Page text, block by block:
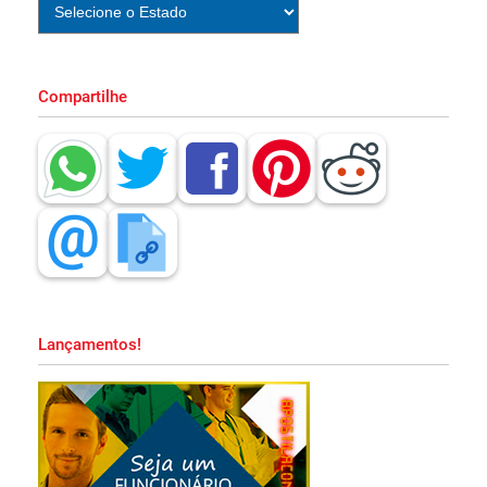
e PDF Download!
Online!
Apostila Prefeitura de Embu das Artes SP
2026 PDF Grátis Curso Online!
Apostila SAPE SC 2026 PDF Download
Apostila PND 2026 Pedagogia PDF
Download Grátis Curso Online!
Apostila PM MA 2026 PDF Download Grátis
Compartilhe
Lançamentos!